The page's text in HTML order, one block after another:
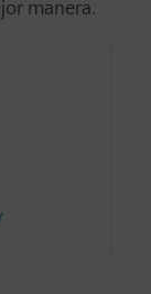
manera.